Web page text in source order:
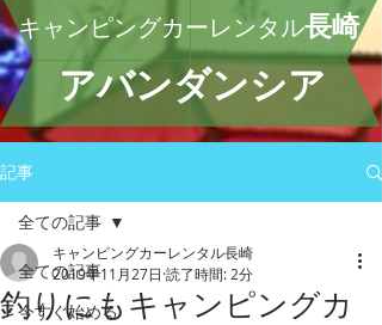
キャンピングカーレンタル長崎
アバンダンシア
記事
全ての記事
今すぐ始める
全ての記事
釣りにもキャンピングカ
キャンピングカーレンタル長崎
2019年11月27日 読了時間: 2分